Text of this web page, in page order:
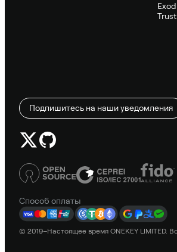
Подпишитесь на наши уведомления
Способ оплаты
© 2019–Настоящее время ONEKEY LIMITED.